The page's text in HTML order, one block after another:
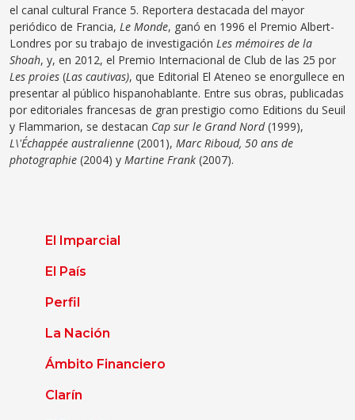
el canal cultural France 5. Reportera destacada del mayor
periódico de Francia, Le Monde, ganó en 1996 el Premio Albert-
Londres por su trabajo de investigación Les mémoires de la
Shoah, y, en 2012, el Premio Internacional de Club de las 25 por
Les proies (Las cautivas), que Editorial El Ateneo se enorgullece en
presentar al público hispanohablante. Entre sus obras, publicadas
por editoriales francesas de gran prestigio como Editions du Seuil
y Flammarion, se destacan Cap sur le Grand Nord(1999),
L\'Échappée australienne (2001), Marc Riboud, 50 ans de
photographie (2004) y Martine Frank (2007).
El Imparcial
El País
Perfil
La Nación
Ámbito Financiero
Clarín